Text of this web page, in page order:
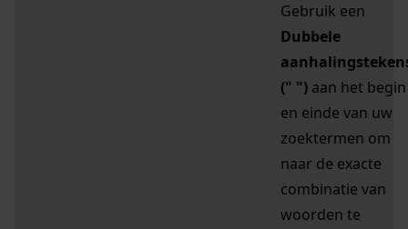
Gebruik een
Dubbele
(" ") aan het begin
en einde van uw
zoektermen om
naar de exacte
combinatie van
woorden te